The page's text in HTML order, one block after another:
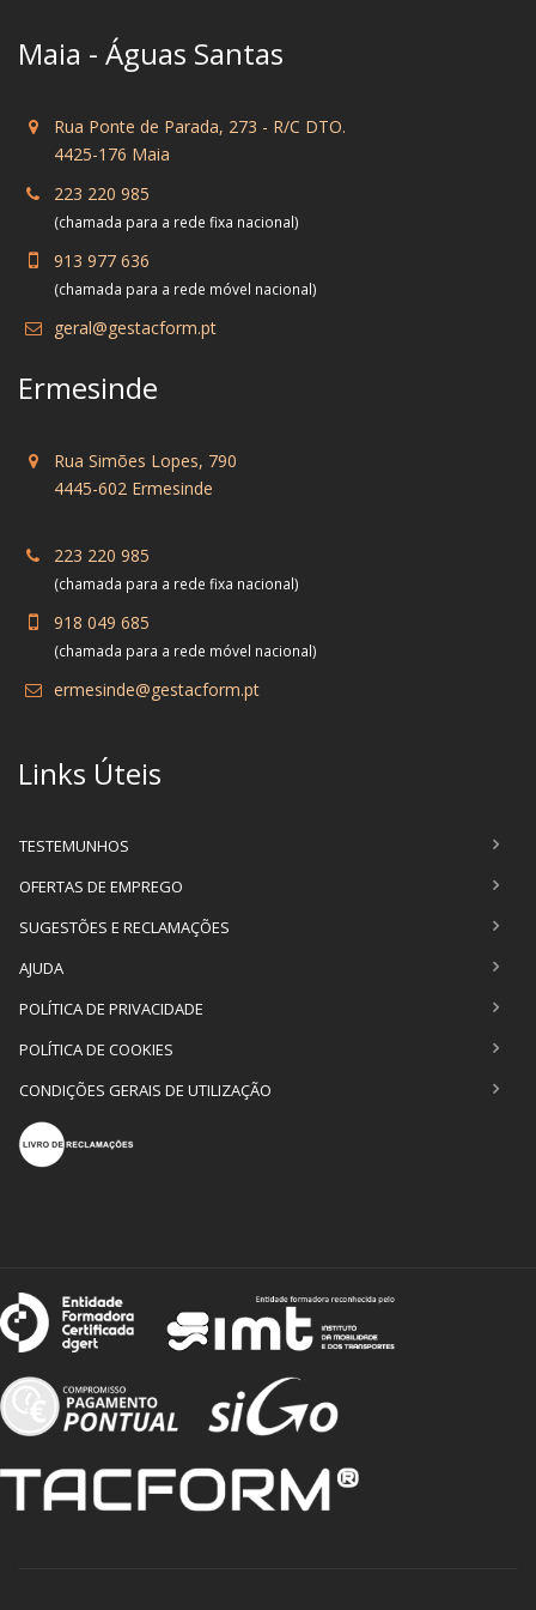
Maia - Águas Santas
Rua Ponte de Parada, 273 - R/C DTO.
4425-176 Maia
223 220 985
(chamada para a rede fixa nacional)
913 977 636
(chamada para a rede móvel nacional)
geral@gestacform.pt
Ermesinde
Rua Simões Lopes, 790
4445-602 Ermesinde
223 220 985
(chamada para a rede fixa nacional)
918 049 685
(chamada para a rede móvel nacional)
ermesinde@gestacform.pt
Links Úteis
TESTEMUNHOS
OFERTAS DE EMPREGO
SUGESTÕES E RECLAMAÇÕES
AJUDA
POLÍTICA DE PRIVACIDADE
POLÍTICA DE COOKIES
CONDIÇÕES GERAIS DE UTILIZAÇÃO